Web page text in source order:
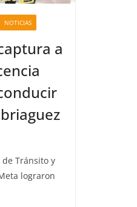
NOTICIAS
a
Tránsito y
lograron